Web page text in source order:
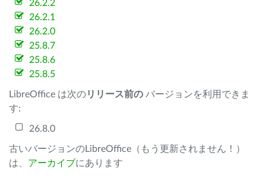
26.2.2
26.2.1
26.2.0
25.8.7
25.8.6
25.8.5
LibreOffice は次のリリース前の バージョンを利用できま
す:
26.8.0
古いバージョンのLibreOffice（もう更新されません！）
は、 アーカイブにあります